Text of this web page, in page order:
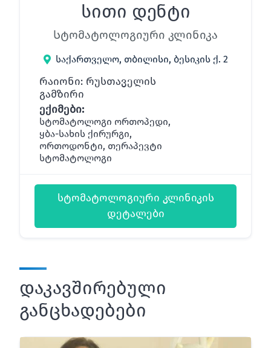
სითი დენტი
Სტომატოლოგიური კლინიკა
საქართველო, თბილისი, ბესიკის ქ. 2
რაიონი: რუსთაველის
გამზირი
ექიმები:
სტომატოლოგი ორთოპედი,
ყბა-სახის ქირურგი,
ორთოდონტი, თერაპევტი
სტომატოლოგი
სტომატოლოგიური კლინიკის
დეტალები
დაკავშირებული
განცხადებები